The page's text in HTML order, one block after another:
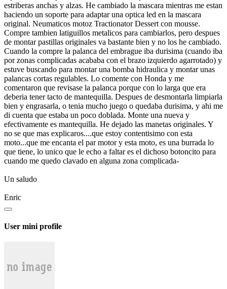
estriberas anchas y alzas. He cambiado la mascara mientras me estan
haciendo un soporte para adaptar una optica led en la mascara
original. Neumaticos motoz Tractionator Dessert con mousse.
Compre tambien latiguillos metalicos para cambiarlos, pero despues
de montar pastillas originales va bastante bien y no los he cambiado.
Cuando la compre la palanca del embrague iba durisima (cuando iba
por zonas complicadas acababa con el brazo izquierdo agarrotado) y
estuve buscando para montar una bomba hidraulica y montar unas
palancas cortas regulables. Lo comente con Honda y me
comentaron que revisase la palanca porque con lo larga que era
deberia tener tacto de mantequilla. Despues de desmontarla limpiarla
bien y engrasarla, o tenia mucho juego o quedaba durisima, y ahi me
di cuenta que estaba un poco doblada. Monte una nueva y
efectivamente es mantequilla. He dejado las manetas originales. Y
no se que mas explicaros....que estoy contentisimo con esta
moto...que me encanta el par motor y esta moto, es una burrada lo
que tiene, lo unico que le echo a faltar es el dichoso botoncito para
cuando me quedo clavado en alguna zona complicada-
Un saludo
Enric
User mini profile